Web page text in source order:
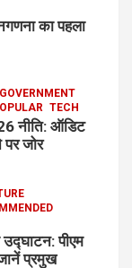
का पहला
GOVERNMENT
TECH
नीति: ऑडिट
जोर
उद्घाटन: पीएम
प्रमुख